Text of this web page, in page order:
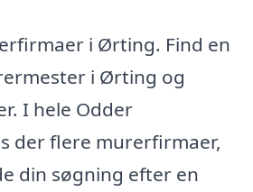
i Ørting. Find en
i Ørting og
I hele Odder
der flere murerfirmaer,
din søgning efter en